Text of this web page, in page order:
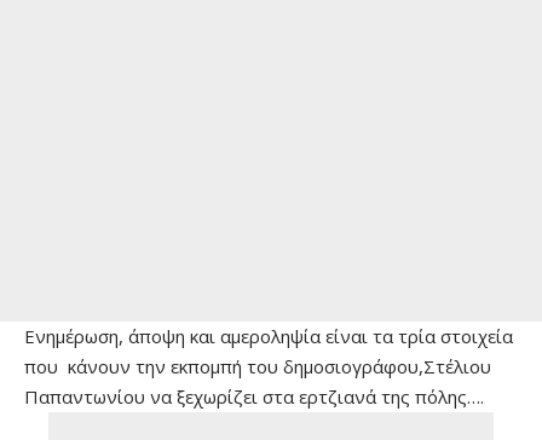
Ενημέρωση, άποψη και αμεροληψία είναι τα τρία στοιχεία
που κάνουν την εκπομπή του δημοσιογράφου,Στέλιου
Παπαντωνίου να ξεχωρίζει στα ερτζιανά της πόλης….